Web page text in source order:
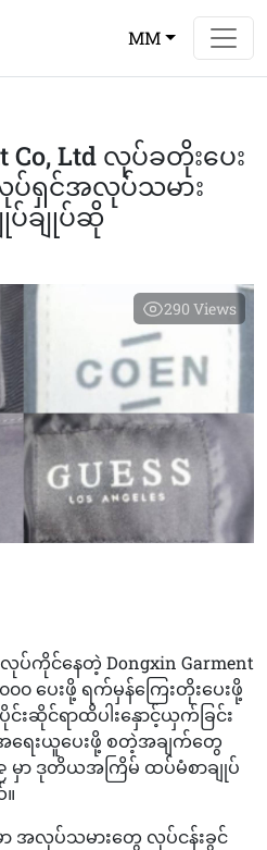
MM
Co, Ltd လုပ်ခတိုးပေး
ပ်ရှင်အလုပ်သမား
ပ်ချုပ်ဆို
290 Views
ပ်ကိုင်နေတဲ့ Dongxin Garment
၀ ပေးဖို့ ရက်မှန်ကြေးတိုးပေးဖို့
းဆိုင်ရာထိပါးနှောင့်ယှက်ခြင်း
ေးယူပေးဖို့ စတဲ့အချက်တွေ
မှာ ဒုတိယအကြိမ် ထပ်မံစာချုပ်
မှာ အလုပ်သမားတွေ လုပ်ငန်းခွင်